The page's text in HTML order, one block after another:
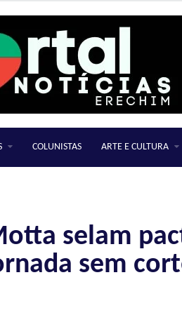
COLUNISTAS ARTE E CULTURA
selam
sem